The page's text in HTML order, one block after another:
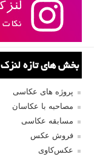
بخش های تازه لنزک
پروژه های عکاسی
مصاحبه با عکاسان
مسابقه عکاسی
فروش عکس
عکس‌کاوی